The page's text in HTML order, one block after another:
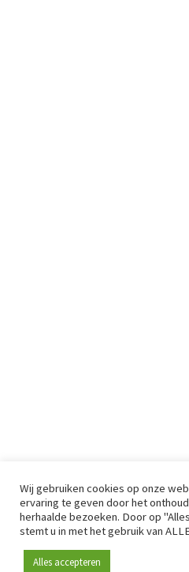
Wij gebruiken cookies op onze
ervaring te geven door het
herhaalde bezoeken. Door op
stemt u in met het gebruik van
Alles accepteren